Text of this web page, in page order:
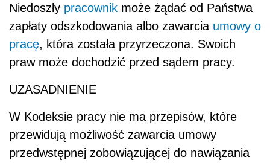
Niedoszły pracownik może żądać od Państwa
zapłaty odszkodowania albo zawarcia umowy o
pracę, która została przyrzeczona. Swoich
praw może dochodzić przed sądem pracy.
UZASADNIENIE
W Kodeksie pracy nie ma przepisów, które
przewidują możliwość zawarcia umowy
przedwstępnej zobowiązującej do nawiązania